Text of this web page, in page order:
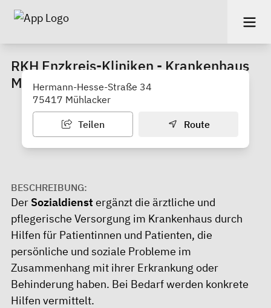
RKH Enzkreis-Kliniken - Krankenhaus
Mühlacker Sozialdienst
Hermann-Hesse-Straße 34
75417 Mühlacker
Teilen Route
BESCHREIBUNG:
Der Sozialdienst ergänzt die ärztliche und
pflegerische Versorgung im Krankenhaus durch
Hilfen für Patientinnen und Patienten, die
persönliche und soziale Probleme im
Zusammenhang mit ihrer Erkrankung oder
Behinderung haben. Bei Bedarf werden konkrete
Hilfen vermittelt.